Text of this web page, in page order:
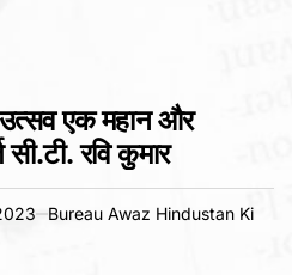
एक महान और
सी.टी. रवि कुमार
Bureau Awaz Hindustan Ki